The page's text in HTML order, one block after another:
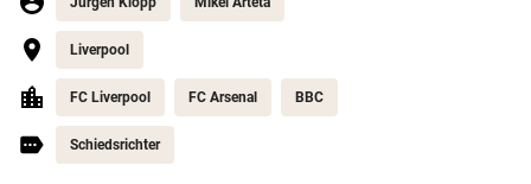
Liverpool
FC Liverpool FC Arsenal BBC
Schiedsrichter